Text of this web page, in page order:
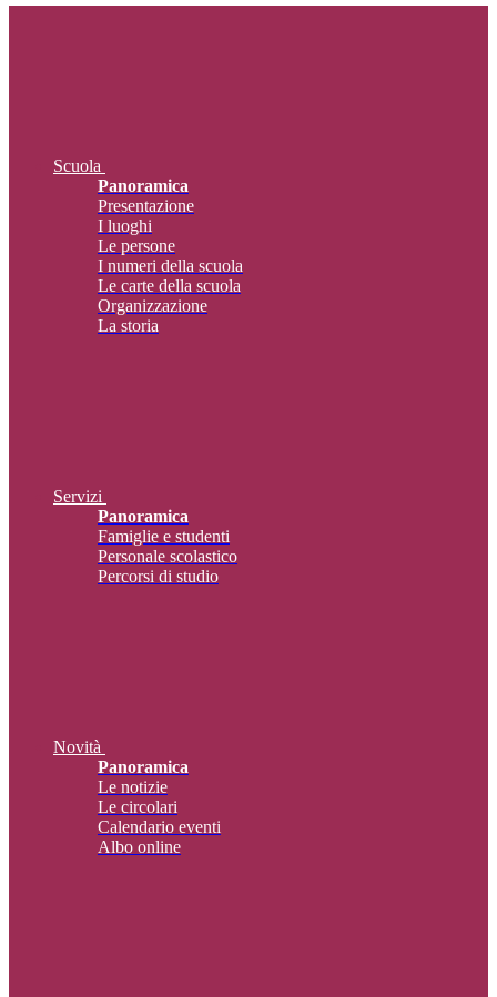
Scuola
Panoramica
Presentazione
I luoghi
Le persone
I numeri della scuola
Le carte della scuola
Organizzazione
La storia
Servizi
Panoramica
Famiglie e studenti
Personale scolastico
Percorsi di studio
Novità
Panoramica
Le notizie
Le circolari
Calendario eventi
Albo online